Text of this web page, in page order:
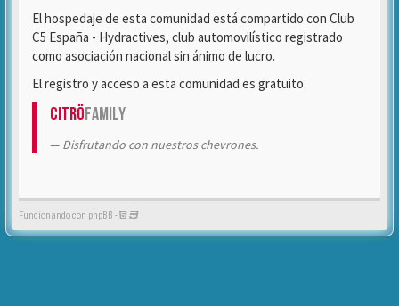
El hospedaje de esta comunidad está compartido con Club
C5 España - Hydractives, club automovilístico registrado
como asociación nacional sin ánimo de lucro.
El registro y acceso a esta comunidad es gratuito.
CitröFamily
Disfrutando con nuestros chevrones.
Funcionando con phpBB -